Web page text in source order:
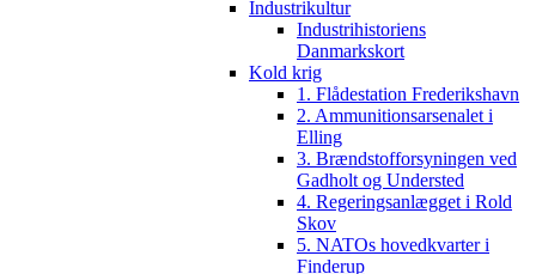
Industrikultur
Industrihistoriens
Danmarkskort
Kold krig
1. Flådestation Frederikshavn
2. Ammunitionsarsenalet i
Elling
3. Brændstofforsyningen ved
Gadholt og Understed
4. Regeringsanlægget i Rold
Skov
5. NATOs hovedkvarter i
Finderup